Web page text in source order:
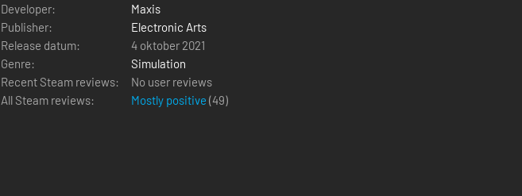
Developer:
Maxis
Publisher:
Electronic Arts
Release datum:
4 oktober 2021
Genre:
Simulation
Recent Steam reviews:
No user reviews
All Steam reviews:
Mostly positive (49)